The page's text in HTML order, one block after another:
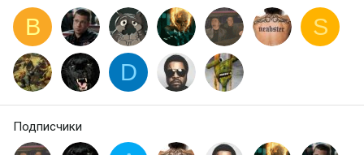
B
S
D
Подписчики